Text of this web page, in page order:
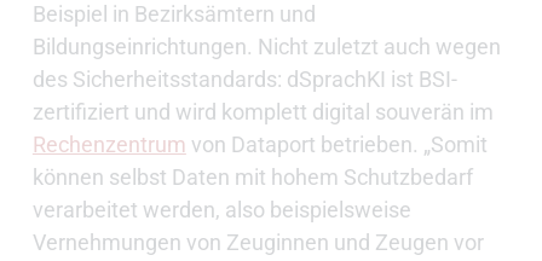
Beispiel in Bezirksämtern und
Bildungseinrichtungen. Nicht zuletzt auch wegen
des Sicherheitsstandards: dSprachKI ist BSI-
zertifiziert und wird komplett digital souverän im
Rechenzentrum von Dataport betrieben. „Somit
können selbst Daten mit hohem Schutzbedarf
verarbeitet werden, also beispielsweise
Vernehmungen von Zeuginnen und Zeugen vor